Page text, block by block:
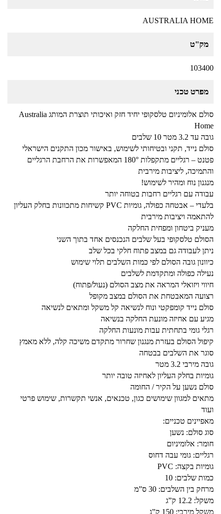
AUSTRALIA HOME
מק"ט
103400
מפרט טכני
סולם אלומיניום טלסקופי יחיד חזק ואיכותי תוצרת המותג Australia
Home
גובה עד 3.2 מטר 10 שלבים
סולם נייד, תקני ובטיחותי לשימוש, באישור מכון התקנים הישראלי
פטנט – רגליים מתקפלות 180° המאפשרות את הרחבת הרגליים
והתמיכה, ליציבות מירבית
מנגנון נוח ומהיר לשימוש!
עבודה עם רגליים רחבות בטוחה יותר
בלעדי – אבטחה כפולה, גומיות PVC קשיחות מתכוונות בחלק העליון
להתאמה ויציבות מירבית
מעניק ביטחון ומפחית החלקה
הסולם טלסקופי בעל שלבים הנכנסים אחד בתוך השני
ניתן לעבודה גם במצב פתוח חלקי בכל שלב
כיוונון גובה הסולם לפי כמות השלבים תלוי שימוש
נעילה כפולה ומתקדמת לשלבים
חיווי ויזואלי המראה את מצב הסולם (נעול/פתוח)
רצועה המאבטחת את הסולם במצב מקופל
סולם נייד קומפקטי ונוח לנשיאה קל משקל ומתאים לנשיאה
מגיע עם אחיזה מונעת החלקה בנשיאה
רגלי גומי בתחתית עבות מונעות החלקה
קיפול הסולם בעזרת מנגנון שחרור מתקדם משיכה קלה, ללא מאמץ
סוגר את השלבים בבטחה
גובה מירבי 3.2 מטר
גומיות בחלק העליון לאחיזה טובה יותר
סולם נשען על הקיר / החומה
מתאים למגוון שימושים כגון, טכנאים, אנשי תקשרות, שימוש פרטי
ועוד
מאפיינים טכניים:
סוג סולם: נשען
חומר: אלומיניום
רגליים: גומי עבה דחוס
גומיות בקצה: PVC
כמות שלבים: 10
מרחק בין השלבים: 30 ס”מ
משקל: 12.2 ק”ג
משקל מירבי: 150 ק”ג